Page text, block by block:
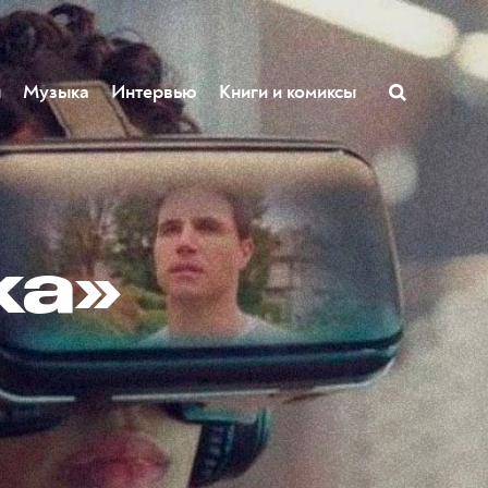
Музыка Интервью Книги и комиксы